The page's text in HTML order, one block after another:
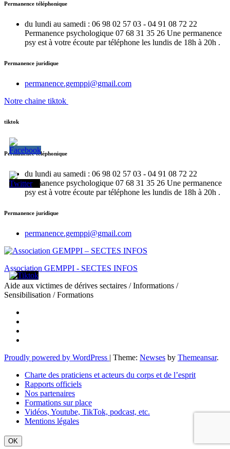
Permanence téléphonique
du lundi au samedi : 06 98 02 57 03 - 04 91 08 72 22
Permanence psychologique 07 68 31 35 26 Une permanence
psy est à votre écoute par téléphone les lundis de 18h à 20h .
Permanence juridique
permanence.gemppi@gmail.com
Notre chaine tiktok
tiktok
Permanence téléphonique
du lundi au samedi : 06 98 02 57 03 - 04 91 08 72 22
Permanence psychologique 07 68 31 35 26 Une permanence
psy est à votre écoute par téléphone les lundis de 18h à 20h .
Permanence juridique
permanence.gemppi@gmail.com
Association GEMPPI - SECTES INFOS
Aide aux victimes de dérives sectaires / Informations /
Sensibilisation / Formations
Proudly powered by WordPress | Theme: Newses by Themeansar.
Charte des praticiens et acteurs du corps et de l’esprit
Rapports officiels
Nos partenaires
Formations sur place
Vidéos, Youtube, TikTok, podcast, etc.
Mentions légales
OK